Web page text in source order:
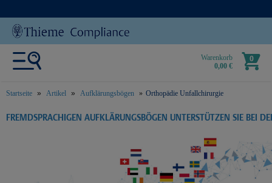
Warenkorb
0,00 €
0
Startseite Artikel Aufklärungsbögen Orthopädie Unfallchirurgie
text.skipToContent
text.skipToNavigation
FREMDSPRACHIGEN AUFKLÄRUNGSBÖGEN UNTERSTÜTZEN SIE BEI